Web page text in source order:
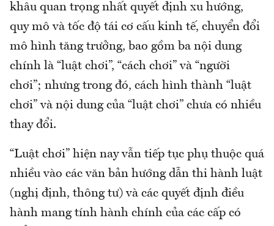
khâu quan trọng nhất quyết định xu hướng,
quy mô và tốc độ tái cơ cấu kinh tế, chuyển đổi
mô hình tăng trưởng, bao gồm ba nội dung
chính là “luật chơi”, “cách chơi” và “người
chơi”; nhưng trong đó, cách hình thành “luật
chơi” và nội dung của “luật chơi” chưa có nhiều
thay đổi.
“Luật chơi” hiện nay vẫn tiếp tục phụ thuộc quá
nhiều vào các văn bản hướng dẫn thi hành luật
(nghị định, thông tư) và các quyết định điều
hành mang tính hành chính của các cấp có